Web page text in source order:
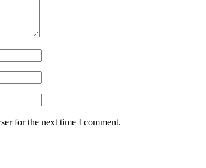
for the next time I comment.